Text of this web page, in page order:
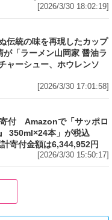
伝統の味を再現したカップ
「ラーメン山岡家 醤油ラ
ャーシュー、ホウレンソ
[2026/3/30 17:01:58]
寄付 Amazonで「サッポロ
350ml×24本」が税込
寄付金額は6,344,952円
[2026/3/30 15:50:17]
そばが食べ放題! 和食麺処
催～大海老天などの天ぷら